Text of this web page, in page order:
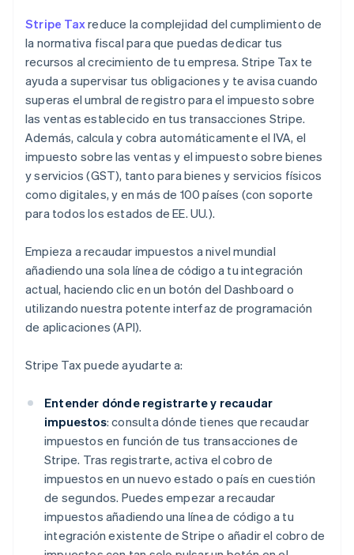
Stripe Taxreduce la complejidad del cumplimiento de
la normativa fiscal para que puedas dedicar tus
recursos al crecimiento de tu empresa. Stripe Tax te
ayuda a supervisar tus obligaciones y te avisa cuando
superas el umbral de registro para el impuesto sobre
las ventas establecido en tus transacciones Stripe.
Además, calcula y cobra automáticamente el IVA, el
impuesto sobre las ventas y el impuesto sobre bienes
y servicios (GST), tanto para bienes y servicios físicos
como digitales, y en más de 100 países (con soporte
para todos los estados de EE. UU.).
Empieza a recaudar impuestos a nivel mundial
añadiendo una sola línea de código a tu integración
actual, haciendo clic en un botón del Dashboard o
utilizando nuestra potente interfaz de programación
de aplicaciones (API).
Stripe Tax puede ayudarte a:
Entender dónde registrarte y recaudar
impuestos: consulta dónde tienes que recaudar
impuestos en función de tus transacciones de
Stripe. Tras registrarte, activa el cobro de
impuestos en un nuevo estado o país en cuestión
de segundos. Puedes empezar a recaudar
impuestos añadiendo una línea de código a tu
integración existente de Stripe o añadir el cobro de